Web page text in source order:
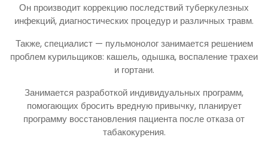
Он производит коррекцию последствий туберкулезных
инфекций, диагностических процедур и различных травм.
Также, специалист — пульмонолог занимается решением
проблем курильщиков: кашель, одышка, воспаление трахеи
и гортани.
Занимается разработкой индивидуальных программ,
помогающих бросить вредную привычку, планирует
программу восстановления пациента после отказа от
табакокурения.